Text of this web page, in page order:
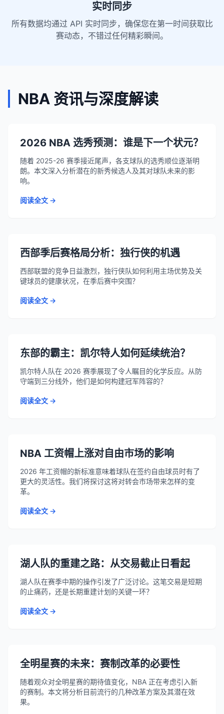
实时同步
所有数据均通过 API 实时同步，确保您在第一时间获取比
赛动态，不错过任何精彩瞬间。
NBA 资讯与深度解读
2026 NBA 选秀预测：谁是下一个状元？
随着 2025-26 赛季接近尾声，各支球队的选秀顺位逐渐明
朗。本文深入分析潜在的新秀候选人及其对球队未来的影
响。
阅读全文 →
西部季后赛格局分析：独行侠的机遇
西部联盟的竞争日益激烈，独行侠队如何利用主场优势及关
键球员的健康状况，在季后赛中突围？
阅读全文 →
东部的霸主：凯尔特人如何延续统治？
凯尔特人队在 2026 赛季展现了令人瞩目的化学反应。从防
守端到三分线外，他们是如何构建冠军阵容的？
阅读全文 →
NBA 工资帽上涨对自由市场的影响
2026 年工资帽的新标准意味着球队在签约自由球员时有了
更大的灵活性。我们将探讨这将对转会市场带来怎样的变
革。
阅读全文 →
湖人队的重建之路：从交易截止日看起
湖人队在赛季中期的操作引发了广泛讨论。这笔交易是短期
的止痛药，还是长期重建计划的关键一环？
阅读全文 →
全明星赛的未来：赛制改革的必要性
随着观众对全明星赛的期待值变化，NBA 正在考虑引入新
的赛制。本文将分析目前流行的几种改革方案及其潜在效
果。